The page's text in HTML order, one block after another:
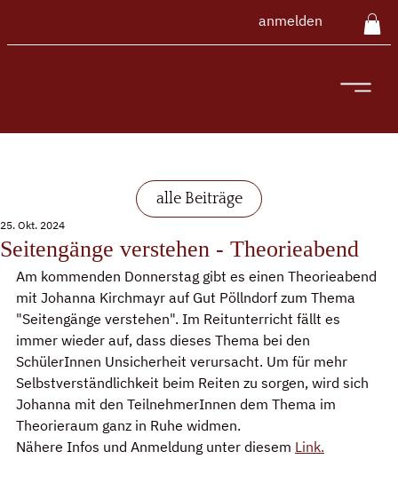
anmelden
alle Beiträge
Seitengänge verstehen - Theorieabend
25. Okt. 2024
Am kommenden Donnerstag gibt es einen Theorieabend
mit Johanna Kirchmayr auf Gut Pöllndorf zum Thema
"Seitengänge verstehen". Im Reitunterricht fällt es
immer wieder auf, dass dieses Thema bei den
SchülerInnen Unsicherheit verursacht. Um für mehr
Selbstverständlichkeit beim Reiten zu sorgen, wird sich
Johanna mit den TeilnehmerInnen dem Thema im
Theorieraum ganz in Ruhe widmen.
Nähere Infos und Anmeldung unter diesem Link.